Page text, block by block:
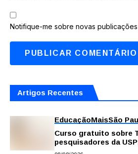
Notifique-me sobre novas
Artigos Recentes
EducaçãoMaisSão
Curso gratuito sobre
pesquisadores da
inscrever